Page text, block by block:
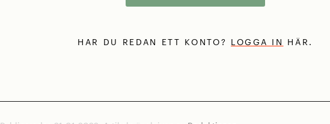
HAR DU REDAN ETT KONTO? LOGGA IN HÄR.